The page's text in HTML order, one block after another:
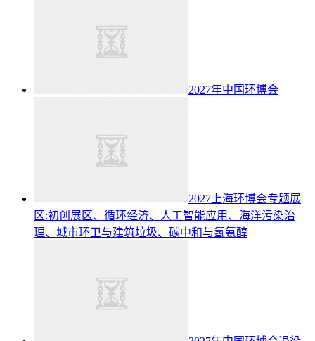
2027年中国环博会
2027上海环博会专题展
区:初创展区、循环经济、人工智能应用、海洋污染治
理、城市环卫与建筑垃圾、碳中和与氢氨醇